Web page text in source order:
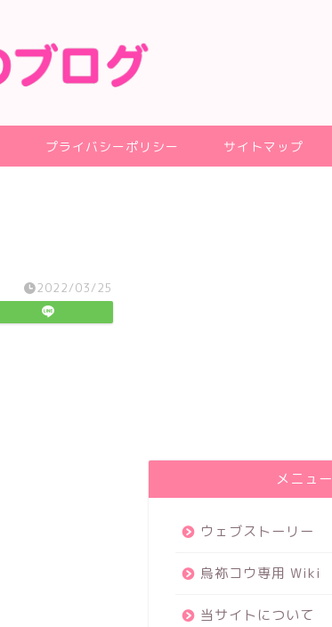
プライバシーポリシー サイトマップ
2022/03/25
メニュー
ウェブストーリー
烏袮コウ専用 Wiki
当サイトについて